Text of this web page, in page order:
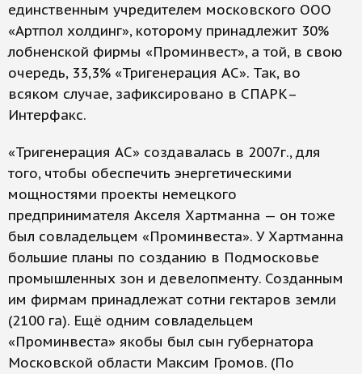
единственным учредителем московского ООО
«Артпол холдинг», которому принадлежит 30%
лобненской фирмы «Проминвест», а той, в свою
очередь, 33,3% «Тригенерация АС». Так, во
всяком случае, зафиксировано в СПАРК–
Интерфакс.
«Тригенерация АС» создавалась в 2007г., для
того, чтобы обеспечить энергетическими
мощностями проекты немецкого
предпринимателя Акселя Хартманна — он тоже
был совладельцем «Проминвеста». У Хартманна
большие планы по созданию в Подмосковье
промышленных зон и девелопменту. Созданным
им фирмам принадлежат сотни гектаров земли
(2100 га). Ещё одним совладельцем
«Проминвеста» якобы был сын губернатора
Московской области Максим Громов. (По